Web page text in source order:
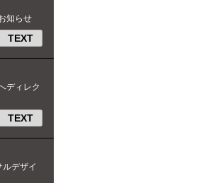
知らせ
TEXT
ディレク
TEXT
デザイ